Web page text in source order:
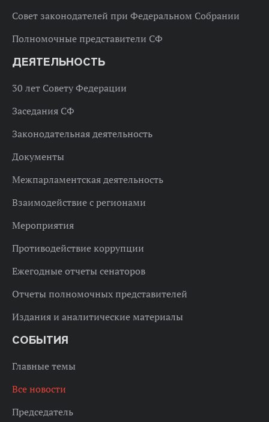
Совет законодателей при Федеральном Собрании
Полномочные представители СФ
ДЕЯТЕЛЬНОСТЬ
30 лет Совету Федерации
Заседания СФ
Законодательная деятельность
Документы
Межпарламентская деятельность
Взаимодействие с регионами
Мероприятия
Противодействие коррупции
Ежегодные отчеты сенаторов
Отчеты полномочных представителей
Издания и аналитические материалы
СОБЫТИЯ
Главные темы
Все новости
Председатель